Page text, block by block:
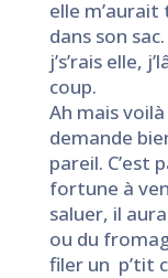
elle
dans son
j’s’rais elle,
coup.
Ah mais
demande
pareil. C’est
fortune à
saluer, il
ou du
filer un p’tit